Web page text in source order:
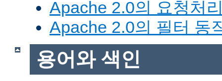
Apache 2.0의 요청처
Apache 2.0의 필터 동
용어와 색인